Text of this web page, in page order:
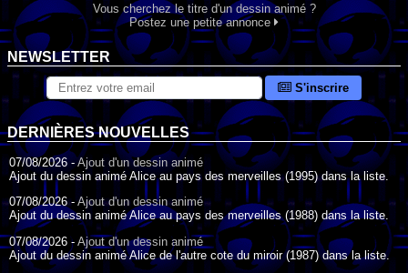
Vous cherchez le titre d'un dessin animé ?
Postez une petite annonce
NEWSLETTER
S'inscrire
DERNIÈRES NOUVELLES
07/08/2026 -Ajout d'un dessin animé
Ajout du dessin animé Alice au pays des merveilles (1995) dans la liste.
07/08/2026 -Ajout d'un dessin animé
Ajout du dessin animé Alice au pays des merveilles (1988) dans la liste.
07/08/2026 - Ajout d'un dessin animé
Ajout du dessin animé Alice de l'autre cote du miroir (1987) dans la liste.